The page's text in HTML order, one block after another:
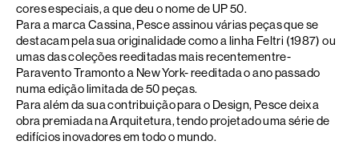
cores especiais, a que deu o nome de UP 50.
Para a marca Cassina, Pesce assinou várias peças que se
destacam pela sua originalidade como a linha Feltri (1987) ou
umas das coleções reeditadas mais recentementre-
Paravento Tramonto a New York- reeditada o ano passado
numa edição limitada de 50 peças.
Para além da sua contribuição para o Design, Pesce deixa
obra premiada na Arquitetura, tendo projetado uma série de
edifícios inovadores em todo o mundo.